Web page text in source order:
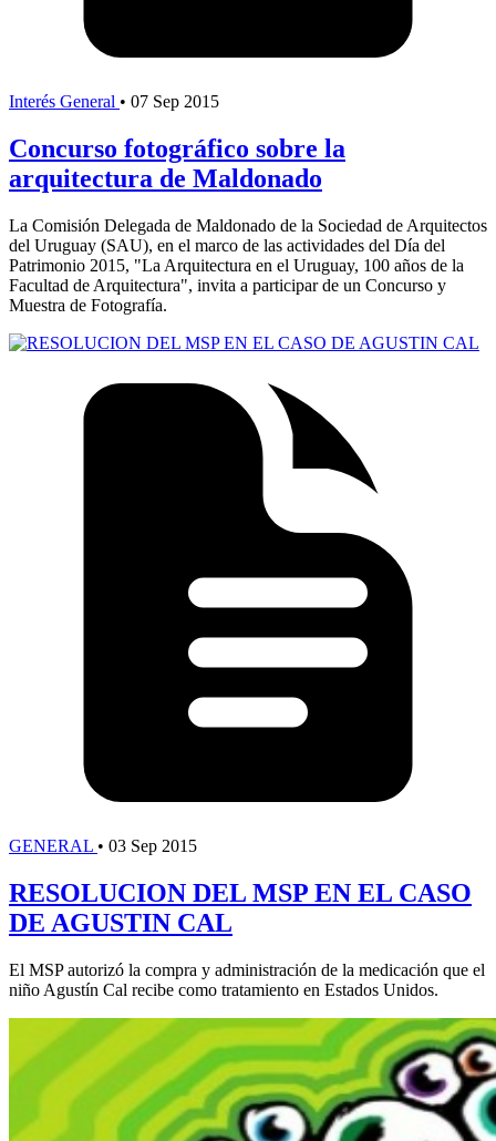
Interés General • 07 Sep 2015
Concurso fotográfico sobre la
arquitectura de Maldonado
La Comisión Delegada de Maldonado de la Sociedad de Arquitectos
del Uruguay (SAU), en el marco de las actividades del Día del
Patrimonio 2015, "La Arquitectura en el Uruguay, 100 años de la
Facultad de Arquitectura", invita a participar de un Concurso y
Muestra de Fotografía.
GENERAL • 03 Sep 2015
RESOLUCION DEL MSP EN EL CASO
DE AGUSTIN CAL
El MSP autorizó la compra y administración de la medicación que el
niño Agustín Cal recibe como tratamiento en Estados Unidos.